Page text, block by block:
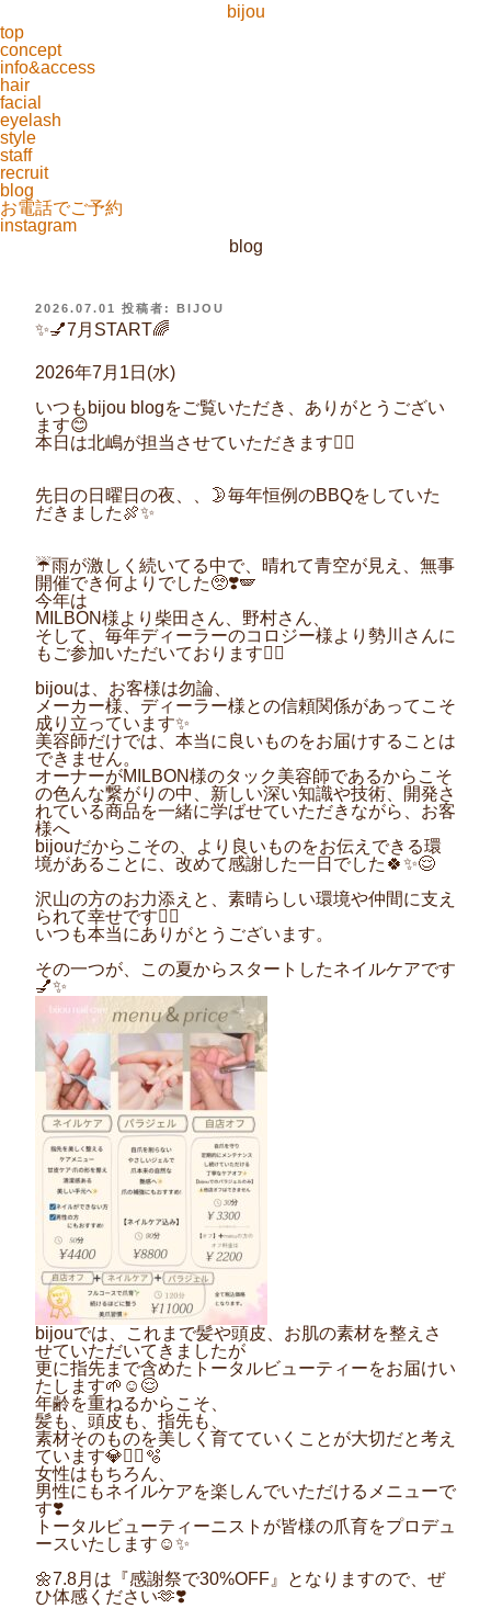
bijou
top
concept
info&access
hair
facial
eyelash
style
staff
recruit
blog
お電話でご予約
instagram
blog
投
日:
2026.07.01 投稿者: BIJOU
✨💅7月START🌈
2026年7月1日(水)
いつもbijou blogをご覧いただき、ありがとうござい
ます😊
本日は北嶋が担当させていただきます💇‍♀️
先日の日曜日の夜、、🌛毎年恒例のBBQをしていた
だきました🍖✨
☔️雨が激しく続いてる中で、晴れて青空が見え、無事
開催でき何よりでした🥺❣️🪽
今年は
MILBON様より柴田さん、野村さん、
そして、毎年ディーラーのコロジー様より勢川さんに
もご参加いただいております🙇‍♀️
bijouは、お客様は勿論、
メーカー様、ディーラー様との信頼関係があってこそ
成り立っています✨
美容師だけでは、本当に良いものをお届けすることは
できません。
オーナーがMILBON様のタック美容師であるからこそ
の色んな繋がりの中、 新しい深い知識や技術、開発さ
れている商品を一緒に学ばせていただきながら、お客
様へ
bijouだからこその、より良いものをお伝えできる環
境があることに、改めて感謝した一日でした🍀✨😌
沢山の方のお力添えと、 素晴らしい環境や仲間に支え
られて幸せです💇‍♀️
いつも本当にありがとうございます。
その一つが、この夏からスタートしたネイルケアです
💅✨
bijouでは、
これまで髪や頭皮、お肌の素材を整えさ
せていただいてきましたが
更に指先まで含めたトータルビューティーをお届けい
たします🌱☺️😌
年齢を重ねるからこそ、
髪も、頭皮も、指先も、
素材そのものを美しく育てていくことが大切だと考え
ています💎💆‍♀️🫧
女性はもちろん、
男性にもネイルケアを楽しんでいただけるメニューで
す❣️
トータルビューティーニストが皆様の爪育をプロデュ
ースいたします☺️✨
🌼7.8月は『感謝祭で30%OFF』となりますので、ぜ
ひ体感ください🫶❣️